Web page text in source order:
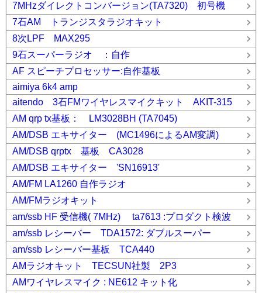
7MHzダイレクトコンバージョン(TA7320) 初号機
7石AM トランジスタラジオキット
8次LPF MAX295
9石スーパーラジオ ：自作
AF スピーチプロセッサー:自作基板
aimiya 6k4 amp
aitendo 3石FMワイヤレスマイクキット AKIT-315
AM qrp tx基板： LM3028BH (TA7045)
AM/DSB エキサイター (MC1496によるAM変調)
AM/DSB qrptx 基板 CA3028
AM/DSB エキサイター 'SN16913'
AM/FM LA1260 自作ラジオ
AM/FMラジオキット
am/ssb HF 受信機( 7MHz) ta7613 :プロダクト検波
am/ssb レシーバー TDA1572: ダブルスーパー
am/ssb レシーバー基板 TCA440
AMラジオキット TECSUN社製 2P3
AMワイヤレスマイク : NE612 キット化